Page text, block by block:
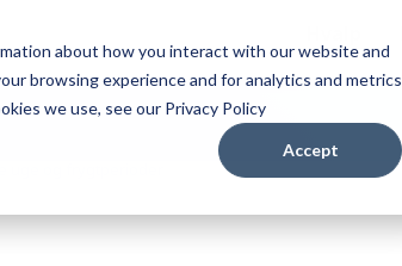
about how you interact with our website and
browsing experience and for analytics and metrics
we use, see our Privacy Policy
Accept